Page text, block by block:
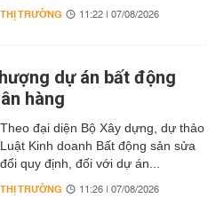
THỊ TRƯỜNG 11:22 | 07/08/2026
dự án bất động
hàng
Theo đại diện Bộ Xây dựng, dự thảo
Luật Kinh doanh Bất động sản sửa
đổi quy định, đối với dự án...
THỊ TRƯỜNG 11:26 | 07/08/2026